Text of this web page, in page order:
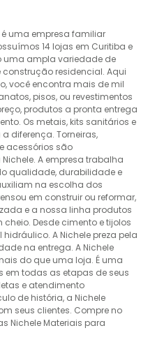
uma empresa familiar
14 lojas em Curitiba e
uma ampla variedade de
residencial. Aqui
você encontra mais de mil
pisos, ou revestimentos
produtos a pronta entrega
Os metais, kits sanitários e
diferença. Torneiras,
acessórios são
A empresa trabalha
qualidade, durabilidade e
na escolha dos
em construir ou reformar,
e a nossa linha produtos
Desde cimento e tijolos
A Nichele preza pela
na entrega. A Nichele
do que uma loja. É uma
em todas as etapas de seus
e atendimento
de história, a Nichele
seus clientes. Compre no
Nichele Materiais para